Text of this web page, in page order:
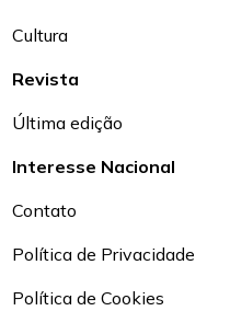
Cultura
Revista
Última edição
Interesse Nacional
Contato
Política de Privacidade
Política de Cookies